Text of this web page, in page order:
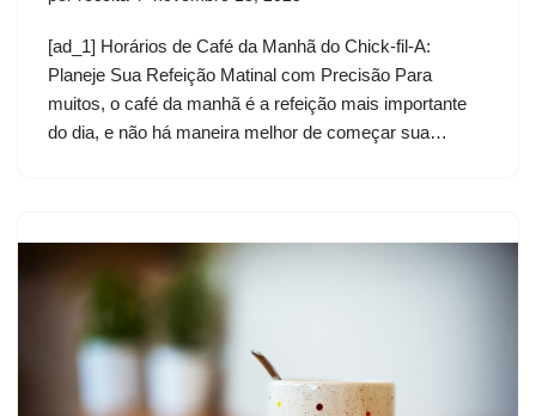
[ad_1] Horários de Café da Manhã do Chick-fil-A:
Planeje Sua Refeição Matinal com Precisão Para
muitos, o café da manhã é a refeição mais importante
do dia, e não há maneira melhor de começar sua…